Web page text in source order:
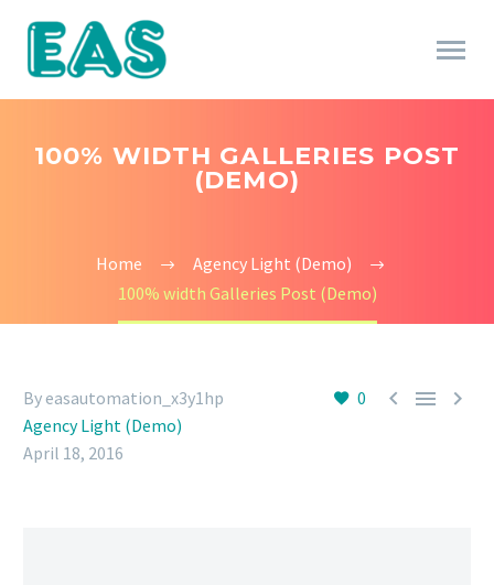
100% WIDTH GALLERIES POST
(DEMO)
Home
Agency Light (Demo)
100% width Galleries Post (Demo)
0   
By easautomation_x3y1hp
Agency Light (Demo)
April 18, 2016